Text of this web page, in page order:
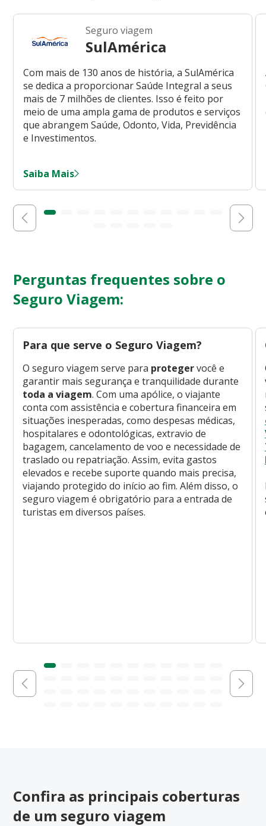
Seguro viagem
SulAmérica
Com mais de 130 anos de história, a SulAmérica
se dedica a proporcionar Saúde Integral a seus
mais de 7 milhões de clientes. Isso é feito por
meio de uma ampla gama de produtos e serviços
que abrangem Saúde, Odonto, Vida, Previdência
e Investimentos.
Saiba Mais
Perguntas frequentes sobre o
Seguro Viagem:
Para que serve o Seguro Viagem?
O seguro viagem serve para protegervocê e
garantir mais segurança e tranquilidade durante
toda a viagem. Com uma apólice, o viajante
conta com assistência e cobertura financeira em
situações inesperadas, como despesas médicas,
hospitalares e odontológicas, extravio de
bagagem, cancelamento de voo e necessidade de
traslado ou repatriação. Assim, evita gastos
elevados e recebe suporte quando mais precisa,
viajando protegido do início ao fim. Além disso, o
seguro viagem é obrigatório para a entrada de
turistas em diversos países.
Confira as principais coberturas
de um seguro viagem